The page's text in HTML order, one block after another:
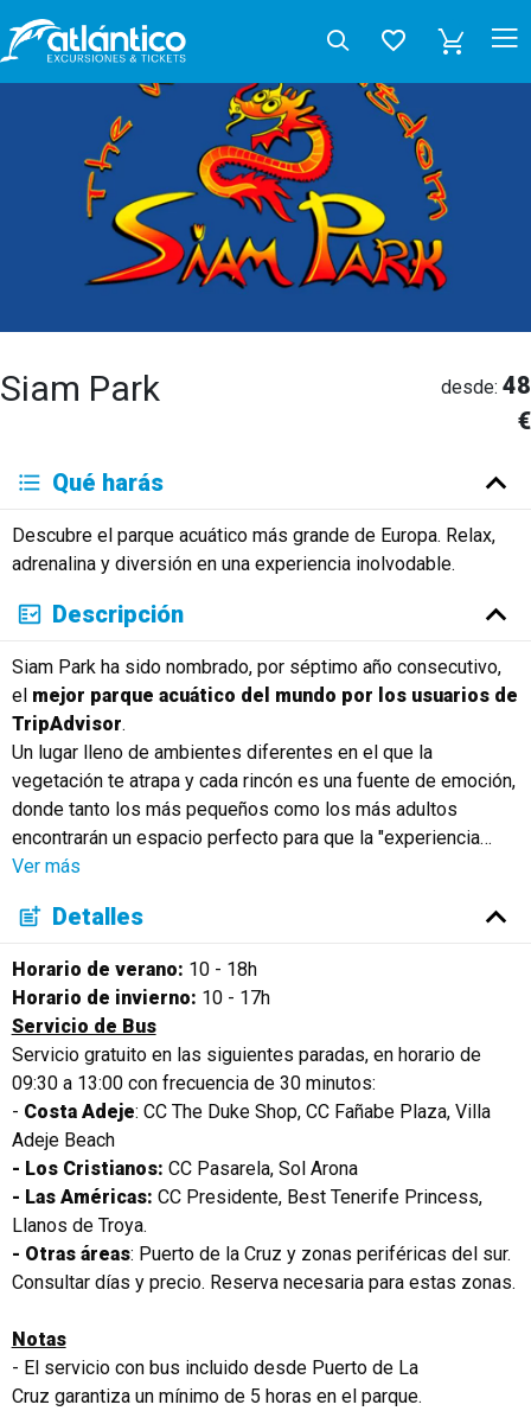
Siam Park desde: 48
€
Qué harás
Descubre el parque acuático más grande de Europa. Relax,
adrenalina y diversión en una experiencia inolvodable.
Descripción
Siam Park ha sido nombrado, por séptimo año consecutivo,
el mejor parque acuático del mundo por los usuarios de
TripAdvisor.
Un lugar lleno de ambientes diferentes en el que la
vegetación te atrapa y cada rincón es una fuente de emoción,
donde tanto los más pequeños como los más adultos
encontrarán un espacio perfecto para que la "experiencia…
Ver más
Detalles
Horario de verano: 10 - 18h
Horario de invierno: 10 - 17h
Servicio de Bus
Servicio gratuito en las siguientes paradas, en horario de
09:30 a 13:00 con frecuencia de 30 minutos:
- Costa Adeje: CC The Duke Shop, CC Fañabe Plaza, Villa
Adeje Beach
- Los Cristianos: CC Pasarela, Sol Arona
- Las Américas: CC Presidente, Best Tenerife Princess,
Llanos de Troya.
- Otras áreas: Puerto de la Cruz y zonas periféricas del sur.
Consultar días y precio. Reserva necesaria para estas zonas.
Notas
- El servicio con bus incluido desde Puerto de La
Cruz garantiza un mínimo de 5 horas en el parque.